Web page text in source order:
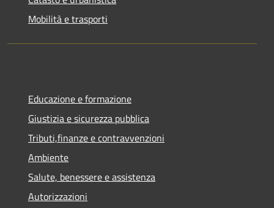
Mobilità e trasporti
Educazione e formazione
Giustizia e sicurezza pubblica
Tributi,finanze e contravvenzioni
Ambiente
Salute, benessere e assistenza
Autorizzazioni